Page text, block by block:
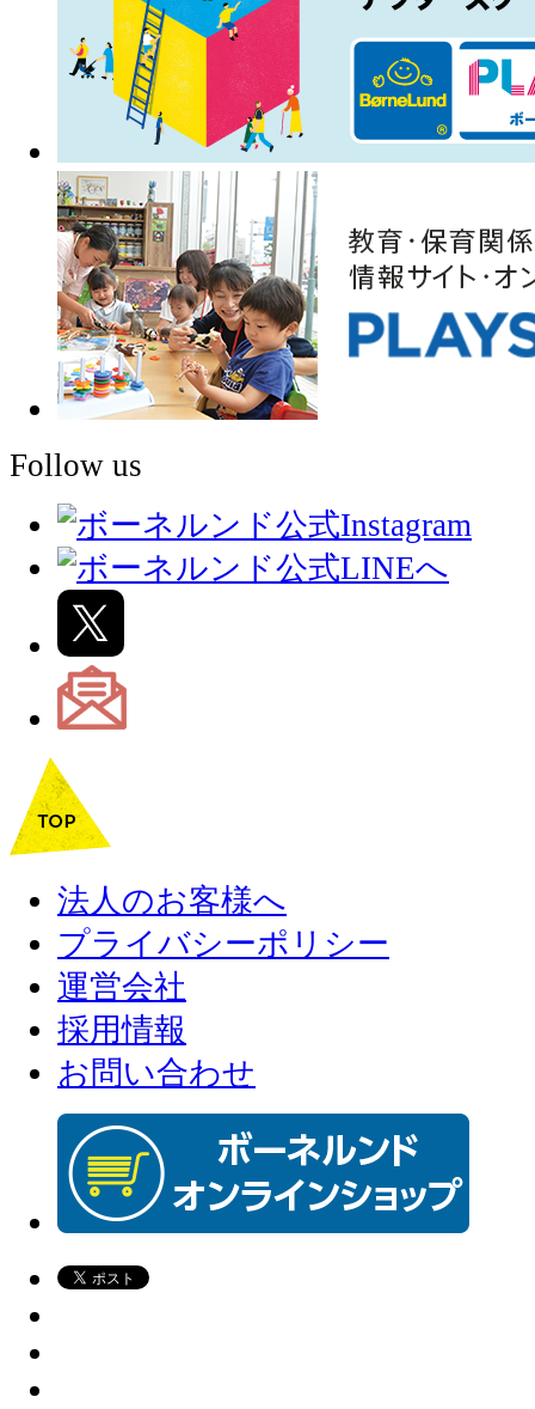
Follow us
法人のお客様へ
プライバシーポリシー
運営会社
採用情報
お問い合わせ